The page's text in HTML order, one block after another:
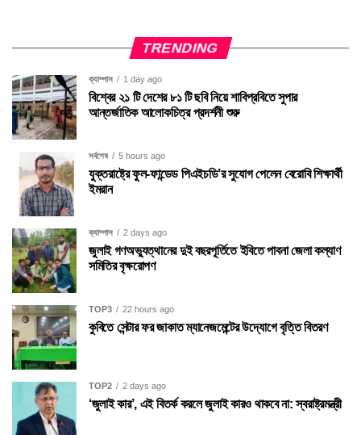
TRENDING
ক্যাম্পাস 1 day ago
বিশ্বের ২১ টি দেশের ৮১ টি ছবি নিয়ে শাবিপ্রবিতে সুপার
আন্তর্জাতিক আলোকচিত্র প্রদর্শনী শুরু
সর্বশেষ 5 hours ago
যুক্তরাষ্ট্রে ফুল-ফান্ডেড পিএইচডি’র সুযোগ পেলেন বেরোবি শিক্ষার্থী
ইমরান
ক্যাম্পাস 2 days ago
জুলাই গণঅভ্যুত্থানের দুই বছরপূর্তিতে ইবিতে পাবনা জেলা কল্যাণ
সমিতির বৃক্ষরোপণ
TOP3 22 hours ago
কুবিতে সেন্টার ফর জাকাত ম্যানেজমেন্টের উদ্যোগে বৃত্তি বিতরণ
TOP2 2 days ago
‘জুলাই কার’, এই বিতর্ক করলে জুলাই কারও থাকবে না: স্বরাষ্ট্রমন্ত্রী